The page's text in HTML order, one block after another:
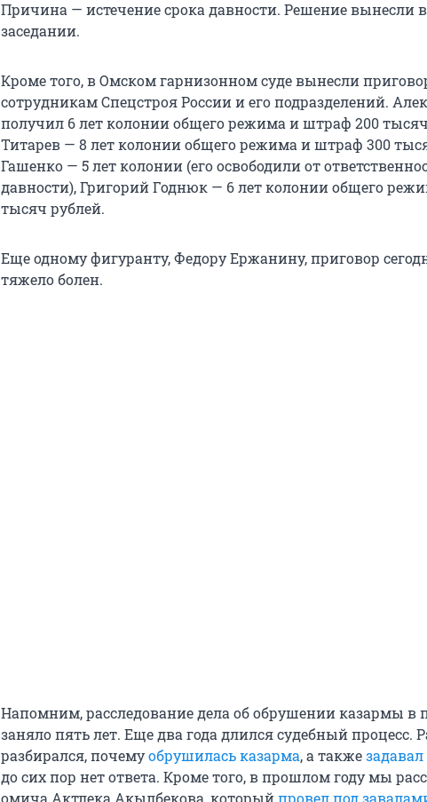
Причина — истечение срока давности. Решение вынесли
заседании.
Кроме того, в Омском гарнизонном суде вынесли
сотрудникам Спецстроя России и его подразделений.
получил 6 лет колонии общего режима и штраф 200
Титарев — 8 лет колонии общего режима и штраф 300
Гашенко — 5 лет колонии (его освободили от
давности), Григорий Годнюк — 6 лет колонии общего
тысяч рублей.
Еще одному фигуранту, Федору Ержанину, приговор
тяжело болен.
Напомним, расследование дела об обрушении казармы в
заняло пять лет. Еще два года длился судебный процесс.
разбирался, почемуобрушилась казарма, а также
до сих пор нет ответа. Кроме того, в прошлом году мы
омича Актлека Акылбекова, которыйпровел под